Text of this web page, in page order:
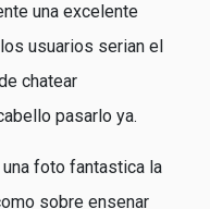
una excelente
usuarios seri­an el
chatear
pasarlo ya.
foto fantastica la
sobre ensenar